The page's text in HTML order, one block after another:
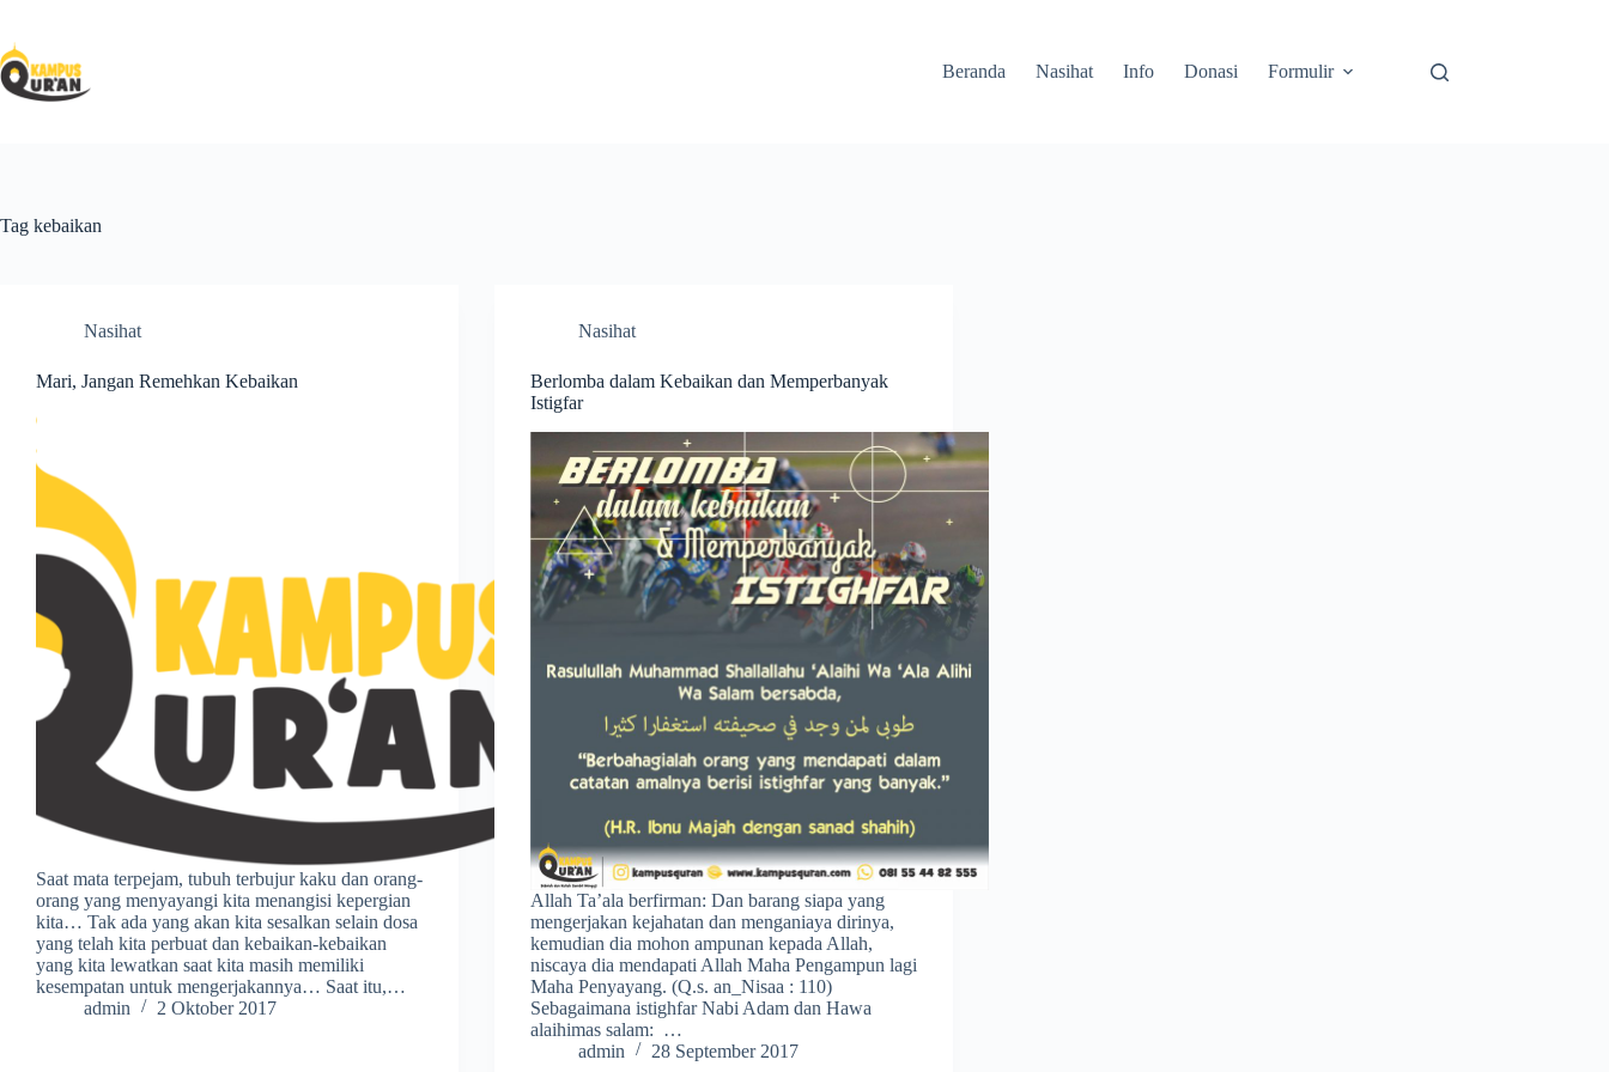
Beranda Nasihat Info Donasi Formulir
Tag kebaikan
Nasihat
Mari, Jangan Remehkan Kebaikan
Saat mata terpejam, tubuh terbujur kaku dan orang-
orang yang menyayangi kita menangisi kepergian
kita… Tak ada yang akan kita sesalkan selain dosa
yang telah kita perbuat dan kebaikan-kebaikan
yang kita lewatkan saat kita masih memiliki
kesempatan untuk mengerjakannya… Saat itu,…
admin
2 Oktober 2017
Nasihat
Berlomba dalam Kebaikan dan Memperbanyak
Istigfar
Allah Ta’ala berfirman: Dan barang siapa yang
mengerjakan kejahatan dan menganiaya dirinya,
kemudian dia mohon ampunan kepada Allah,
niscaya dia mendapati Allah Maha Pengampun lagi
Maha Penyayang. (Q.s. an_Nisaa : 110)
Sebagaimana istighfar Nabi Adam dan Hawa
alaihimas salam: …
admin
28 September 2017